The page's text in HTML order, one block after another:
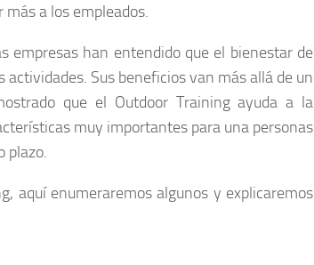
a los empleados.
empresas han entendido que el bienestar de
Sus beneficios van más allá de un
que el Outdoor Training ayuda a la
muy importantes para una personas
plazo.
aquí enumeraremos algunos y explicaremos